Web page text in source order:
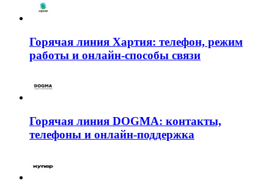
Горячая линия Хартия: телефон, режим
работы и онлайн-способы связи
Горячая линия DOGMA: контакты,
телефоны и онлайн-поддержка